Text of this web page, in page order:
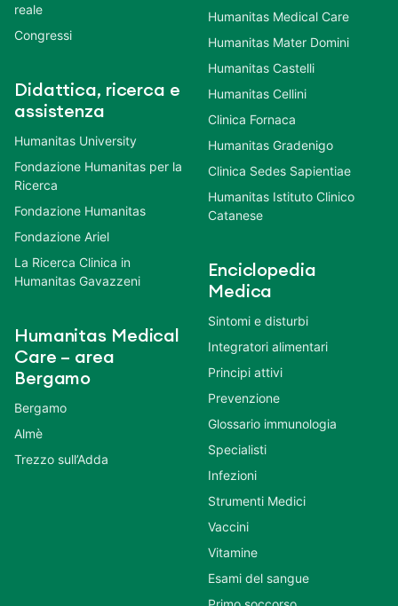
reale
Congressi
Didattica, ricerca e
assistenza
Humanitas University
Fondazione Humanitas per la
Ricerca
Fondazione Humanitas
Fondazione Ariel
La Ricerca Clinica in
Humanitas Gavazzeni
Humanitas Medical
Care – area
Bergamo
Bergamo
Almè
Trezzo sull’Adda
Humanitas Medical Care
Humanitas Mater Domini
Humanitas Castelli
Humanitas Cellini
Clinica Fornaca
Humanitas Gradenigo
Clinica Sedes Sapientiae
Humanitas Istituto Clinico
Catanese
Enciclopedia
Medica
Sintomi e disturbi
Integratori alimentari
Principi attivi
Prevenzione
Glossario immunologia
Specialisti
Infezioni
Strumenti Medici
Vaccini
Vitamine
Esami del sangue